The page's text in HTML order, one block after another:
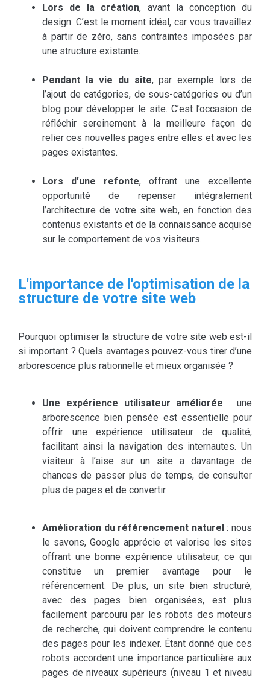
Lors de la création, avant la conception du
design. C’est le moment idéal, car vous travaillez
à partir de zéro, sans contraintes imposées par
une structure existante.
Pendant la vie du site, par exemple lors de
l’ajout de catégories, de sous-catégories ou d’un
blog pour développer le site. C’est l’occasion de
réfléchir sereinement à la meilleure façon de
relier ces nouvelles pages entre elles et avec les
pages existantes.
Lors d’une refonte, offrant une excellente
opportunité de repenser intégralement
l’architecture de votre site web, en fonction des
contenus existants et de la connaissance acquise
sur le comportement de vos visiteurs.
L'importance de l'optimisation de la
structure de votre site web
Pourquoi optimiser la structure de votre site web est-il
si important ? Quels avantages pouvez-vous tirer d’une
arborescence plus rationnelle et mieux organisée ?
Une expérience utilisateur améliorée : une
arborescence bien pensée est essentielle pour
offrir une expérience utilisateur de qualité,
facilitant ainsi la navigation des internautes. Un
visiteur à l’aise sur un site a davantage de
chances de passer plus de temps, de consulter
plus de pages et de convertir.
Amélioration du référencement naturel: nous
le savons, Google apprécie et valorise les sites
offrant une bonne expérience utilisateur, ce qui
constitue un premier avantage pour le
référencement. De plus, un site bien structuré,
avec des pages bien organisées, est plus
facilement parcouru par les robots des moteurs
de recherche, qui doivent comprendre le contenu
des pages pour les indexer. Étant donné que ces
robots accordent une importance particulière aux
pages de niveaux supérieurs (niveau 1 et niveau